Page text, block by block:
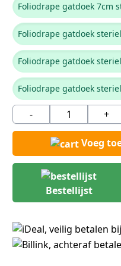
Foliodrape gatdoek 7cm
Foliodrape gatdoek
Foliodrape gatdoek
Foliodrape gatdoek
- +
Voeg
Bestellijst